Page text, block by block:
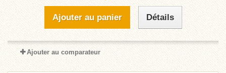
Ajouter au panier Détails
Ajouter au comparateur